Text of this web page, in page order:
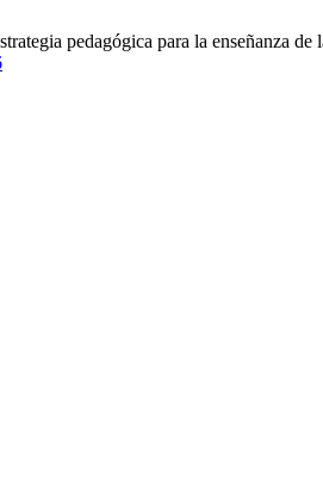
pedagógica para la enseñanza